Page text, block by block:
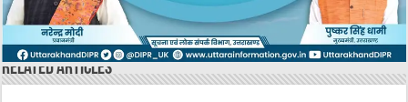
Related Articles